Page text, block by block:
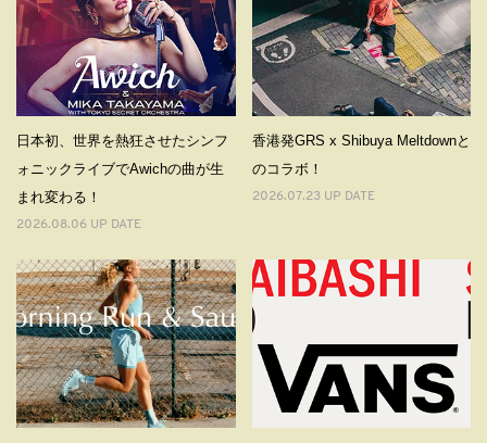
日本初、世界を熱狂させたシンフ
ォニックライブでAwichの曲が⽣
まれ変わる！
2026.08.06 UP DATE
香港発GRS x Shibuya Meltdownと
のコラボ！
2026.07.23 UP DATE